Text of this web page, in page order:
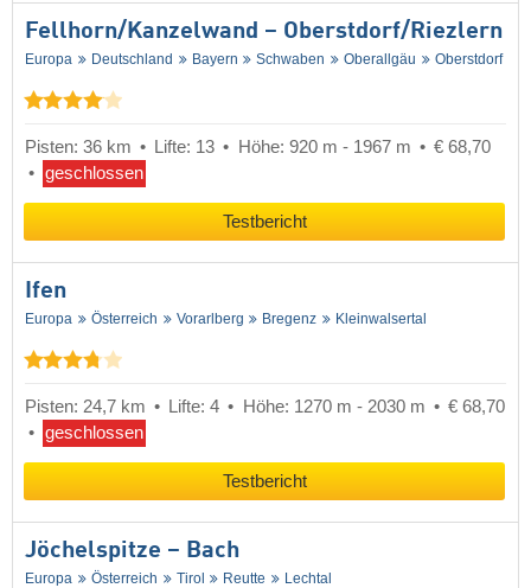
Fellhorn/​Kanzelwand – Oberstdorf/​Riezlern
Europa Deutschland Bayern Schwaben Oberallgäu Oberstdorf
Pisten: 36 km Lifte: 13 Höhe: 920 m - 1967 m
€ 68,70
geschlossen
Testbericht
Ifen
Europa Österreich Vorarlberg Bregenz Kleinwalsertal
Pisten: 24,7 km Lifte: 4 Höhe: 1270 m - 2030 m
€ 68,70
geschlossen
Testbericht
Jöchelspitze – Bach
Europa Österreich Tirol Reutte Lechtal